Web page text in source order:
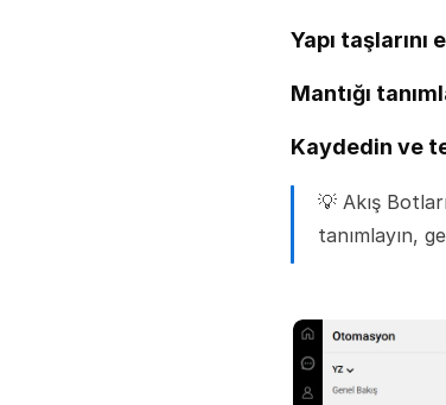
Yapı taşlarını
Mantığı
Kaydedin ve
💡 Akış
tanımlayın,